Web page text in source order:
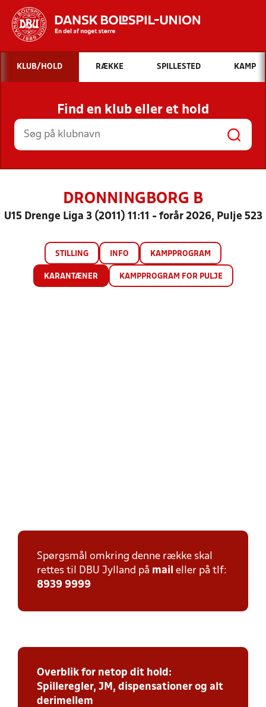
Hvad vil du søge efter?
INDHOLD OG NYHEDER
STILLINGER, RESULTATER, KLUBBER OG
HOLD
KLUB/HOLD RÆKKE SPILLESTED KAMP
Find en klub eller et hold
DRONNINGBORG B
U15 Drenge Liga 3 (2011) 11:11 - forår 2026, Pulje 523
STILLING INFO KAMPPROGRAM
KARANTÆNER KAMPPROGRAM FOR PULJE
Spørgsmål omkring denne række skal
rettes til DBU Jylland på mail eller på tlf:
8939 9999
Overblik for netop dit hold:
Spilleregler, JM, dispensationer og alt
derimellem